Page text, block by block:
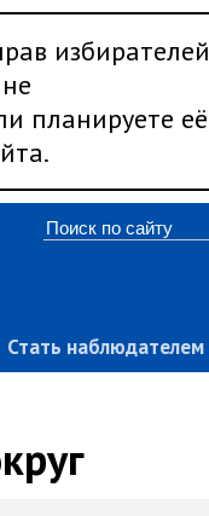
избирателей
планируете её
Стать наблюдателем